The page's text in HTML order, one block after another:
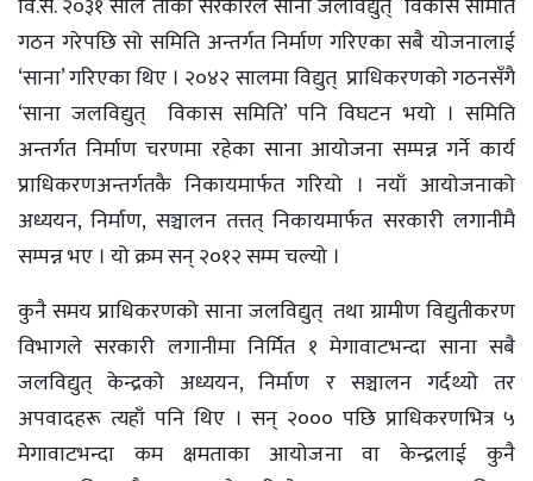
वि.सं. २०३१ साल ताका सरकारले साना जलविद्युत् विकास समिति
गठन गरेपछि सो समिति अन्तर्गत निर्माण गरिएका सबै योजनालाई
‘साना’ गरिएका थिए । २०४२ सालमा विद्युत् प्राधिकरणको गठनसँगै
‘साना जलविद्युत् विकास समिति’ पनि विघटन भयो । समिति
अन्तर्गत निर्माण चरणमा रहेका साना आयोजना सम्पन्न गर्ने कार्य
प्राधिकरणअन्तर्गतकै निकायमार्फत गरियो । नयाँ आयोजनाको
अध्ययन, निर्माण, सञ्चालन तत्तत् निकायमार्फत सरकारी लगानीमै
सम्पन्न भए । यो क्रम सन् २०१२ सम्म चल्यो ।
कुनै समय प्राधिकरणको साना जलविद्युत् तथा ग्रामीण विद्युतीकरण
विभागले सरकारी लगानीमा निर्मित १ मेगावाटभन्दा साना सबै
जलविद्युत् केन्द्रको अध्ययन, निर्माण र सञ्चालन गर्दथ्यो तर
अपवादहरू त्यहाँ पनि थिए । सन् २००० पछि प्राधिकरणभित्र ५
मेगावाटभन्दा कम क्षमताका आयोजना वा केन्द्रलाई कुनै